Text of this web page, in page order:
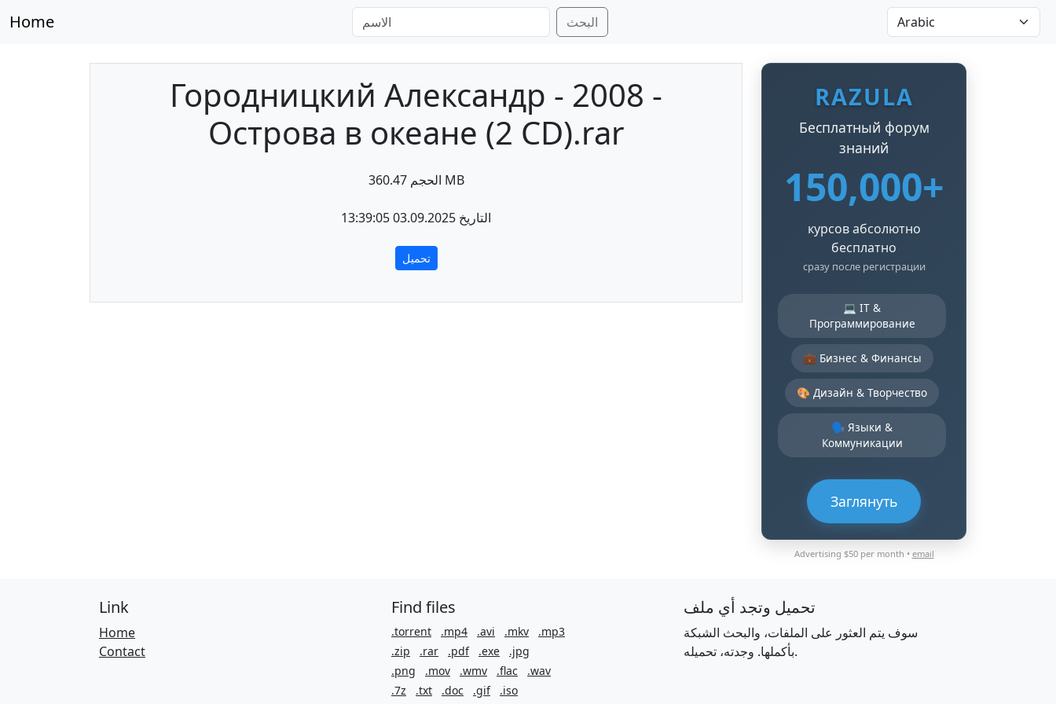
Home البحث
Городницкий Александр - 2008 -
Острова в океане (2 CD).rar
الحجم 360.47 MB
التاريخ 03.09.2025 13:39:05
تحميل
RAZULA
Бесплатный форум
знаний
150,000+
курсов абсолютно
бесплатно
сразу после регистрации
💻 IT &
Программирование
💼 Бизнес & Финансы
🎨 Дизайн & Творчество
🗣️ Языки &
Коммуникации
Заглянуть
Advertising $50 per month • email
Link
Home
Contact
Find files
.torrent .mp4 .avi .mkv
.mp3
.zip
.rar .pdf .exe
.jpg
.png
.mov .wmv .flac
.wav
.7z
.txt .doc .gif .iso
تحميل وتجد أي ملف
سوف يتم العثور على الملفات، والبحث الشبكة
بأكملها. وجدته، تحميله.